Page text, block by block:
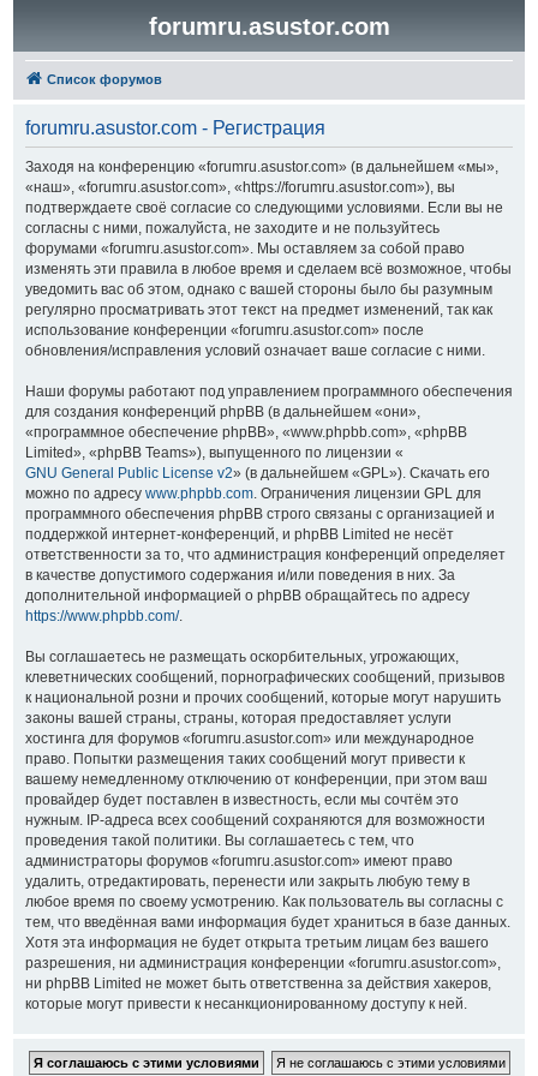
forumru.asustor.com
Список форумов
forumru.asustor.com - Регистрация
Заходя на конференцию «forumru.asustor.com» (в дальнейшем «мы»,
«наш», «forumru.asustor.com», «https://forumru.asustor.com»), вы
подтверждаете своё согласие со следующими условиями. Если вы не
согласны с ними, пожалуйста, не заходите и не пользуйтесь
форумами «forumru.asustor.com». Мы оставляем за собой право
изменять эти правила в любое время и сделаем всё возможное, чтобы
уведомить вас об этом, однако с вашей стороны было бы разумным
регулярно просматривать этот текст на предмет изменений, так как
использование конференции «forumru.asustor.com» после
обновления/исправления условий означает ваше согласие с ними.
Наши форумы работают под управлением программного обеспечения
для создания конференций phpBB (в дальнейшем «они»,
«программное обеспечение phpBB», «www.phpbb.com», «phpBB
Limited», «phpBB Teams»), выпущенного по лицензии «
GNU General Public License v2» (в дальнейшем «GPL»). Скачать его
можно по адресу www.phpbb.com. Ограничения лицензии GPL для
программного обеспечения phpBB строго связаны с организацией и
поддержкой интернет-конференций, и phpBB Limited не несёт
ответственности за то, что администрация конференций определяет
в качестве допустимого содержания и/или поведения в них. За
дополнительной информацией о phpBB обращайтесь по адресу
https://www.phpbb.com/.
Вы соглашаетесь не размещать оскорбительных, угрожающих,
клеветнических сообщений, порнографических сообщений, призывов
к национальной розни и прочих сообщений, которые могут нарушить
законы вашей страны, страны, которая предоставляет услуги
хостинга для форумов «forumru.asustor.com» или международное
право. Попытки размещения таких сообщений могут привести к
вашему немедленному отключению от конференции, при этом ваш
провайдер будет поставлен в известность, если мы сочтём это
нужным. IP-адреса всех сообщений сохраняются для возможности
проведения такой политики. Вы соглашаетесь с тем, что
администраторы форумов «forumru.asustor.com» имеют право
удалить, отредактировать, перенести или закрыть любую тему в
любое время по своему усмотрению. Как пользователь вы согласны с
тем, что введённая вами информация будет храниться в базе данных.
Хотя эта информация не будет открыта третьим лицам без вашего
разрешения, ни администрация конференции «forumru.asustor.com»,
ни phpBB Limited не может быть ответственна за действия хакеров,
которые могут привести к несанкционированному доступу к ней.